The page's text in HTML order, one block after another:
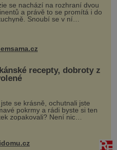
se nachází na rozhraní dvou
a právě to se promítá i do
Snoubí se v ní
a asijské chutě a díky tomu
rozmanité a chuťově bohaté
které rozhodně st...
recepty, dobroty z
se krásně, ochutnali jste
pokrmy a rádi byste si ten
zopakovali? Není nic
Pljeskavica (10 porcí)
jste ji ochutnali na dovolené v